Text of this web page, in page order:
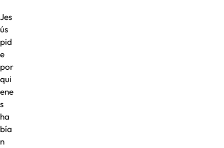
Jes
ús
pid
e
por
qui
ene
s
ha
bía
n